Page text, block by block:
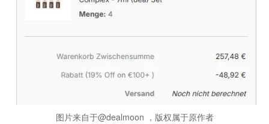
图片来自于@dealmoon ，版权属于原作者